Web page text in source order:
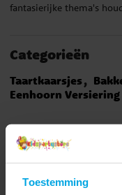
Toestemming
fantasierijke thema's
Categorieën
Taartkaarsjes
Eenhoorn Versiering